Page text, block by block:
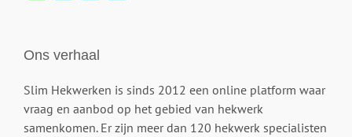
Ons verhaal
Slim Hekwerken is sinds 2012 een online platform waar
vraag en aanbod op het gebied van hekwerk
samenkomen. Er zijn meer dan 120 hekwerk specialisten